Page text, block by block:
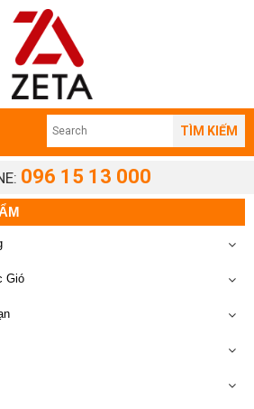
TÌM KIẾM
096 15 13 000
Gió